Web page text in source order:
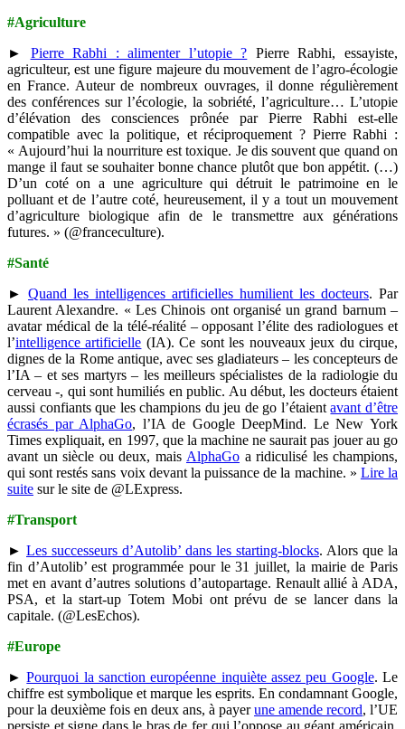
#Agriculture
► Pierre Rabhi : alimenter l’utopie ? Pierre Rabhi, essayiste,
agriculteur, est une figure majeure du mouvement de l’agro-écologie
en France. Auteur de nombreux ouvrages, il donne régulièrement
des conférences sur l’écologie, la sobriété, l’agriculture… L’utopie
d’élévation des consciences prônée par Pierre Rabhi est-elle
compatible avec la politique, et réciproquement ? Pierre Rabhi :
« Aujourd’hui la nourriture est toxique. Je dis souvent que quand on
mange il faut se souhaiter bonne chance plutôt que bon appétit. (…)
D’un coté on a une agriculture qui détruit le patrimoine en le
polluant et de l’autre coté, heureusement, il y a tout un mouvement
d’agriculture biologique afin de le transmettre aux générations
futures. » (@franceculture).
#Santé
► Quand les intelligences artificielles humilient les docteurs. Par
Laurent Alexandre. « Les Chinois ont organisé un grand barnum –
avatar médical de la télé-réalité – opposant l’élite des radiologues et
l’intelligence artificielle (IA). Ce sont les nouveaux jeux du cirque,
dignes de la Rome antique, avec ses gladiateurs – les concepteurs de
l’IA – et ses martyrs – les meilleurs spécialistes de la radiologie du
cerveau -, qui sont humiliés en public. Au début, les docteurs étaient
aussi confiants que les champions du jeu de go l’étaientavant d’être
écrasés par AlphaGo, l’IA de Google DeepMind. Le New York
Times expliquait, en 1997, que la machine ne saurait pas jouer au go
avant un siècle ou deux, mais AlphaGo a ridiculisé les champions,
qui sont restés sans voix devant la puissance de la machine. » Lire la
suite sur le site de @LExpress.
#Transport
► Les successeurs d’Autolib’ dans les starting-blocks. Alors que la
fin d’Autolib’ est programmée pour le 31 juillet, la mairie de Paris
met en avant d’autres solutions d’autopartage. Renault allié à ADA,
PSA, et la start-up Totem Mobi ont prévu de se lancer dans la
capitale. (@LesEchos).
#Europe
►Pourquoi la sanction européenne inquiète assez peu Google. Le
chiffre est symbolique et marque les esprits. En condamnant Google,
pour la deuxième fois en deux ans, à payerune amende record, l’UE
persiste et signe dans le bras de fer qui l’oppose au géant américain.